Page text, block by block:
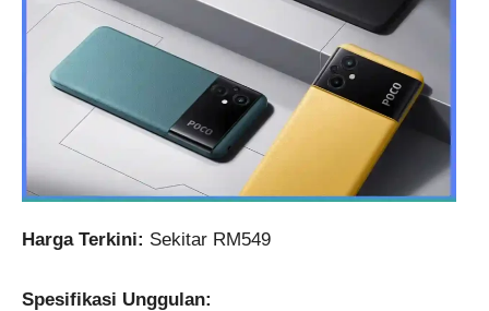
Harga Terkini: Sekitar RM549
Spesifikasi Unggulan: